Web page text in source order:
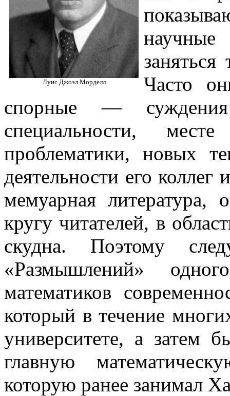
Луис Джоэл Морделл
Часто
спорные —
специальности,
проблематики, новых
деятельности его коллег
мемуарная литература,
кругу читателей, в
скудна. Поэтому
«Размышлений»
математиков
который в течение
университете, а затем
главную
которую ранее занимал